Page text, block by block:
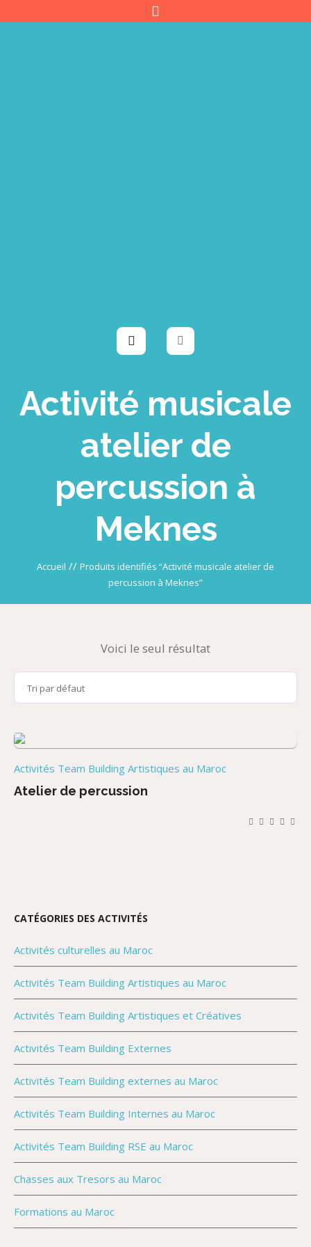
Activité musicale
atelier de
percussion à
Meknes
Accueil // Produits identifiés “Activité musicale atelier de
percussion à Meknes”
Voici le seul résultat
Activités Team Building Artistiques au Maroc
Atelier de percussion
CATÉGORIES DES ACTIVITÉS
Activités culturelles au Maroc
Activités Team Building Artistiques au Maroc
Activités Team Building Artistiques et Créatives
Activités Team Building Externes
Activités Team Building externes au Maroc
Activités Team Building Internes au Maroc
Activités Team Building RSE au Maroc
Chasses aux Tresors au Maroc
Formations au Maroc